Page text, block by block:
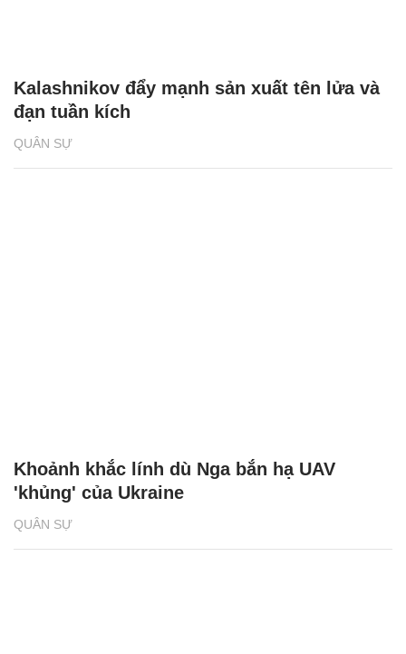
QUÂN SỰ
Kalashnikov đẩy mạnh sản xuất tên lửa và
đạn tuần kích
QUÂN SỰ
Khoảnh khắc lính dù Nga bắn hạ UAV
'khủng' của Ukraine